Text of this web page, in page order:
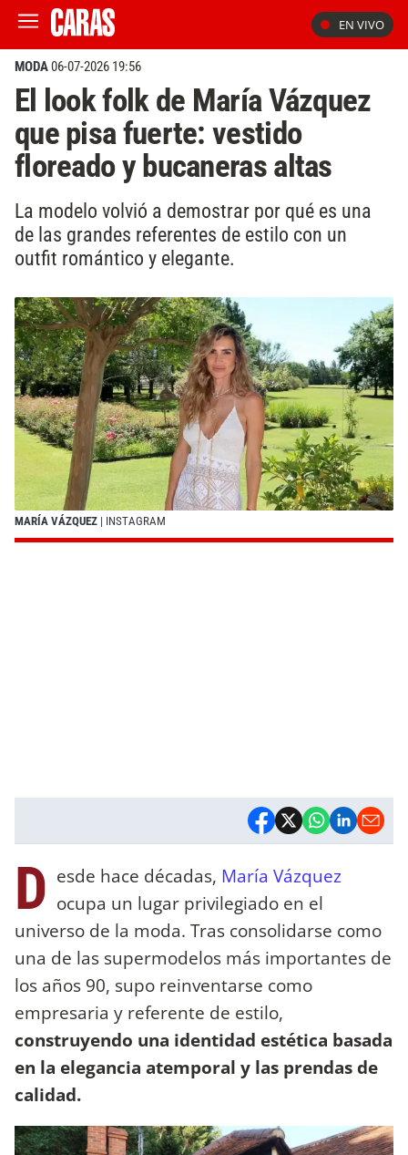
EN VIVO
MODA06-07-2026 19:56
El look folk de María Vázquez
que pisa fuerte: vestido
floreado y bucaneras altas
La modelo volvió a demostrar por qué es una
de las grandes referentes de estilo con un
outfit romántico y elegante.
MARÍA VÁZQUEZ | INSTAGRAM
D esde hace décadas, María Vázquez
ocupa un lugar privilegiado en el
universo de la moda. Tras consolidarse como
una de las supermodelos más importantes de
los años 90, supo reinventarse como
empresaria y referente de estilo,
construyendo una identidad estética basada
en la elegancia atemporal y las prendas de
calidad.